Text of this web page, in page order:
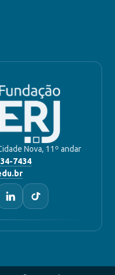
Nova, 11º andar
7434